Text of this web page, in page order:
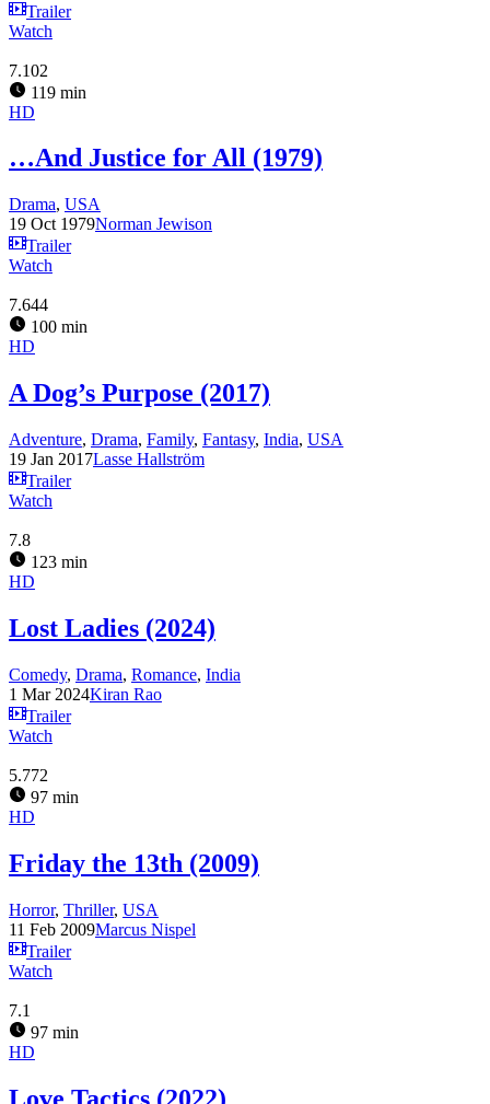
Trailer
Watch
7.102
119 min
HD
…And Justice for All (1979)
Drama, USA
19 Oct 1979Norman Jewison
Trailer
Watch
7.644
100 min
HD
A Dog’s Purpose (2017)
Adventure, Drama, Family, Fantasy, India, USA
19 Jan 2017Lasse Hallström
Trailer
Watch
7.8
123 min
HD
Lost Ladies (2024)
Comedy, Drama, Romance, India
1 Mar 2024Kiran Rao
Trailer
Watch
5.772
97 min
HD
Friday the 13th (2009)
Horror, Thriller, USA
11 Feb 2009Marcus Nispel
Trailer
Watch
7.1
97 min
HD
Love Tactics (2022)